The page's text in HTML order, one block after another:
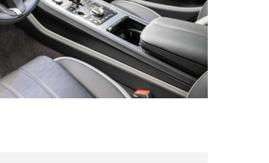
eget
eget